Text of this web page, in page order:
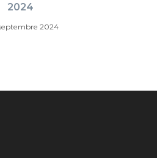
2024
2024